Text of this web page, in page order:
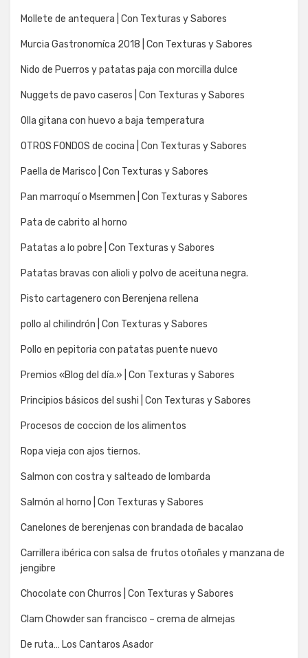
Mollete de antequera | Con Texturas y Sabores
Murcia Gastronomíca 2018 | Con Texturas y Sabores
Nido de Puerros y patatas paja con morcilla dulce
Nuggets de pavo caseros | Con Texturas y Sabores
Olla gitana con huevo a baja temperatura
OTROS FONDOS de cocina | Con Texturas y Sabores
Paella de Marisco | Con Texturas y Sabores
Pan marroquí o Msemmen | Con Texturas y Sabores
Pata de cabrito al horno
Patatas a lo pobre | Con Texturas y Sabores
Patatas bravas con alioli y polvo de aceituna negra.
Pisto cartagenero con Berenjena rellena
pollo al chilindrón | Con Texturas y Sabores
Pollo en pepitoria con patatas puente nuevo
Premios «Blog del día.» | Con Texturas y Sabores
Principios básicos del sushi | Con Texturas y Sabores
Procesos de coccion de los alimentos
Ropa vieja con ajos tiernos.
Salmon con costra y salteado de lombarda
Salmón al horno | Con Texturas y Sabores
Canelones de berenjenas con brandada de bacalao
Carrillera ibérica con salsa de frutos otoñales y manzana de
jengibre
Chocolate con Churros | Con Texturas y Sabores
Clam Chowder san francisco – crema de almejas
De ruta… Los Cantaros Asador